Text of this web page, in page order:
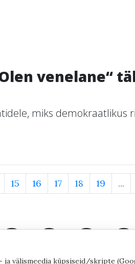
venelane“
miks demokraatlikus
15 16 17 18 19 ...
välismeedia küpsiseid/skripte